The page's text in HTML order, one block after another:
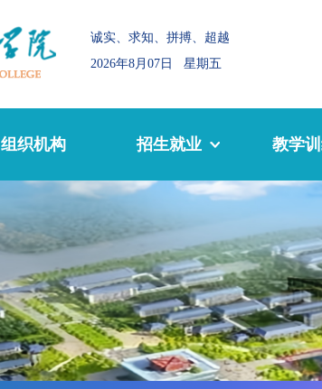
诚实、求知、拼搏、超越
2026年8月07日 星期五
组织机构 招生就业 教学